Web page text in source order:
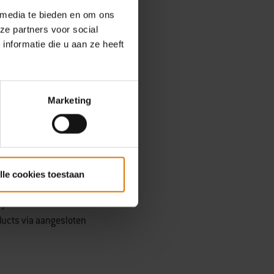
te bieden en om ons
partners voor social
die u aan ze heeft
Marketing
cookies toestaan
leiding en ontwikkeling
zal worden. De
met wie we al enige tijd
technologie en geeft alle
blijven brengen."
Weber®
voortdurend te
wat er mogelijk is met
voorziet van
via aangesloten